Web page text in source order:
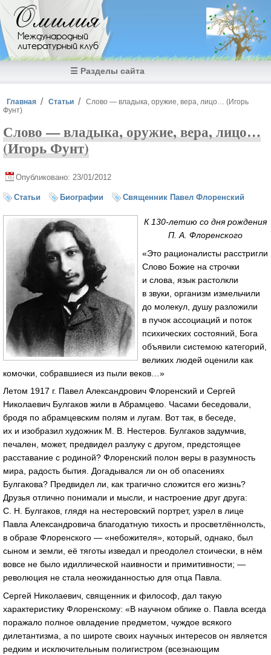
Перейти к основному содержанию
Омилия
Международный
литературный клуб
☰ Разделы сайта
Вы здесь
Главная Статьи
Слово — владыка, оружие, вера, лицо… (Игорь
Фунт)
Слово — владыка, оружие, вера, лицо…
(Игорь Фунт)
Опубликовано: 23/01/2012
Статьи Биографии Священник Павел Флоренский
К 130-летию со дня рождения
П. А. Флоренского
«Это рационалисты расстригли
Слово Божие на строчки
и слова, язык растолкли
в звуки, организм измельчили
до молекул, душу разложили
в пучок ассоциаций и поток
психических состояний, Бога
объявили системою категорий,
великих людей оценили как
комочки, собравшиеся из пыли веков…»
Летом 1917 г. Павел Александрович Флоренский и Сергей
Николаевич Булгаков жили в Абрамцево. Часами беседовали,
бродя по абрамцевским полям и лугам. Вот так, в беседе,
их и изобразил художник М. В. Нестеров. Булгаков задумчив,
печален, может, предвидел разлуку с другом, предстоящее
расставание с родиной? Флоренский полон веры в разумность
мира, радость бытия. Догадывался ли он об опасениях
Булгакова? Предвидел ли, как трагично сложится его жизнь?
Друзья отлично понимали и мысли, и настроение друг друга:
С. Н. Булгаков, глядя на нестеровский портрет, узрел в лице
Павла Александровича благодатную тихость и просветлённолсть,
в образе Флоренского — «небожителя», который, однако, был
сыном и земли, её тяготы изведал и преодолел стоически, в нём
вовсе не было идиллической наивности и примитивности; —
революция не стала неожиданностью для отца Павла.
Сергей Николаевич, священник и философ, дал такую
характеристику Флоренскому: «В научном облике о. Павла всегда
поражало полное овладение предметом, чуждое всякого
дилетантизма, а по широте своих научных интересов он является
редким и исключительным полигистром (всезнающим